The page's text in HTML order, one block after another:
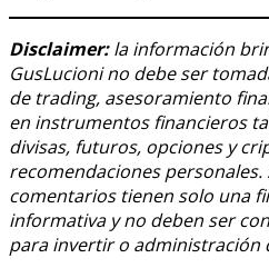
Disclaimer:la información
GusLucioni no debe ser
de trading, asesoramiento
en instrumentos financieros
divisas, futuros, opciones y
recomendaciones personales.
comentarios tienen solo una
informativa y no deben ser
para invertir o administración